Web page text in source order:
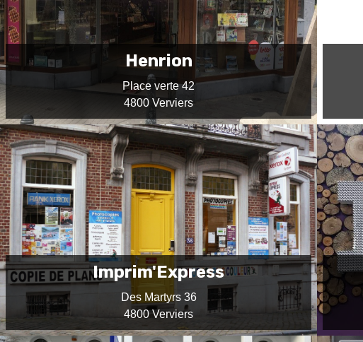
Henrion
Place verte 42
4800 Verviers
Imprim'Express
Des Martyrs 36
4800 Verviers